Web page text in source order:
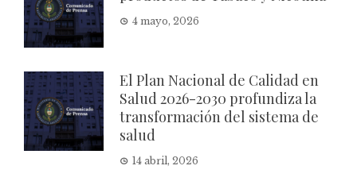
4 mayo, 2026
El Plan Nacional de Calidad en
Salud 2026-2030 profundiza la
transformación del sistema de
salud
14 abril, 2026